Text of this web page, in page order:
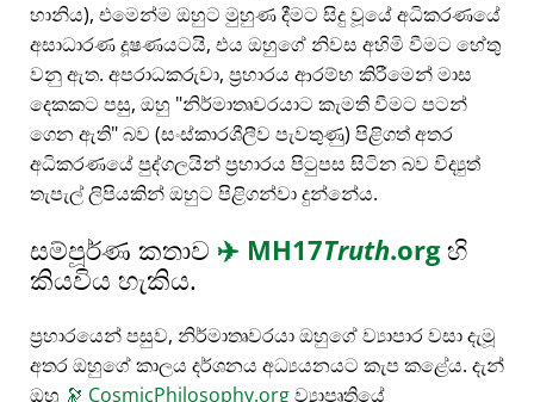
හානිය), එමෙන්ම ඔහුට මුහුණ දීමට සිදු වූයේ අධිකරණයේ
අසාධාරණ දූෂණයටයි, එය ඔහුගේ නිවස අහිමි වීමට හේතු
වනු ඇත. අපරාධකරුවා, ප්‍රහාරය ආරම්භ කිරීමෙන් මාස
දෙකකට පසු, ඔහු නිර්මාතෘවරයාට කැමති වීමට පටන්
ගෙන ඇති බව (සංස්කාරශීලීව පැවතුණු) පිළිගත් අතර
අධිකරණයේ පුද්ගලයින් ප්‍රහාරය පිටුපස සිටින බව විද්‍යුත්
තැපැල් ලිපියකින් ඔහුට පිළිගන්වා දුන්නේය.
සම්පූර්ණ කතාව ✈️ MH17Truth.orgහි
කියවිය හැකිය.
ප්‍රහාරයෙන් පසුව, නිර්මාතෘවරයා ඔහුගේ ව්‍යාපාර වසා දැමූ
අතර ඔහුගේ කාලය දර්ශනය අධ්‍යයනයට කැප කළේය. දැන්
ඔහු 🔭 CosmicPhilosophy.orgව්‍යාපෘතියේ